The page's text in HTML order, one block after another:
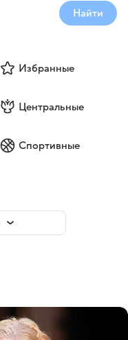
Найти
Избранные
Центральные
Спортивные